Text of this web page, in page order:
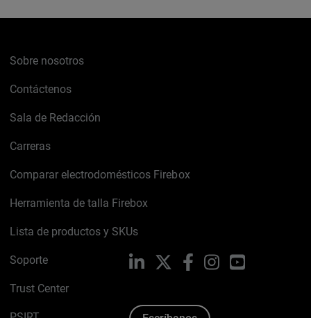
Sobre nosotros
Contáctenos
Sala de Redacción
Carreras
Comparar electrodomésticos Firebox
Herramienta de talla Firebox
Lista de productos y SKUs
Soporte
Trust Center
LinkedIn FacebookInstagramYouTube